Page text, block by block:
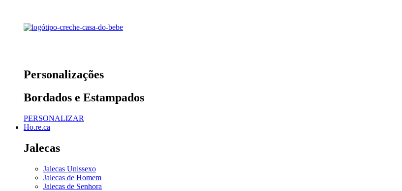
Personalizações
Bordados e Estampados
PERSONALIZAR
Ho.re.ca
Jalecas
Jalecas Unissexo
Jalecas de Homem
Jalecas de Senhora